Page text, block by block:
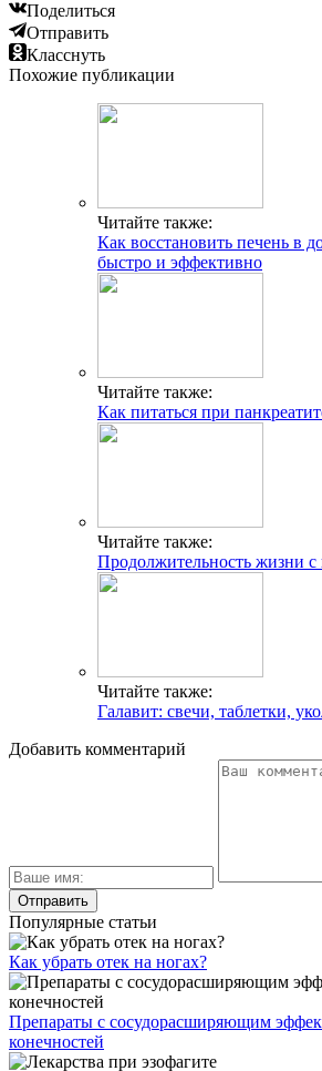
Поделиться
Отправить
Класснуть
Похожие публикации
Читайте также:
Как восстановить печень в
быстро и эффективно
Читайте также:
Как питаться при
Читайте также:
Продолжительность жизни с
Читайте также:
Галавит: свечи, таблетки,
Добавить комментарий
Популярные статьи
Как убрать отек на ногах?
Препараты с сосудорасширяющим
конечностей